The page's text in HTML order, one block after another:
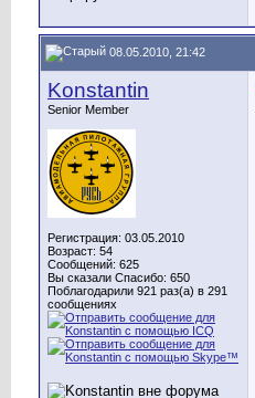
08.05.2010, 21:42
Konstantin
Senior Member
Регистрация: 03.05.2010
Возраст: 54
Сообщений: 625
Вы сказали Спасибо: 650
Поблагодарили 921 раз(а) в 291
сообщениях